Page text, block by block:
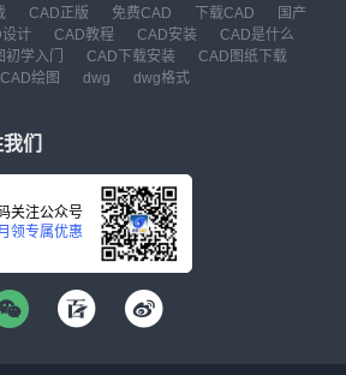
CAD正版 免费CAD 下载CAD
国产
计 CAD教程 CAD安装
CAD是什么
学入门 CAD下载安装
CAD图纸下载
CAD绘图 dwg dwg格式
们
关注公众号
领专属优惠